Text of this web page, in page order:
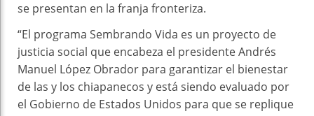
se presentan en la franja fronteriza.
“El programa Sembrando Vida es un proyecto de
justicia social que encabeza el presidente Andrés
Manuel López Obrador para garantizar el bienestar
de las y los chiapanecos y está siendo evaluado por
el Gobierno de Estados Unidos para que se replique